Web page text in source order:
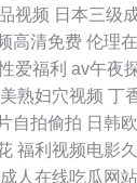
视频 日本三级
高清免费 伦理
爱福利 av午夜
熟妇穴视频 丁
自拍偷拍 日韩
福利视频电影
成人在线吃瓜网站